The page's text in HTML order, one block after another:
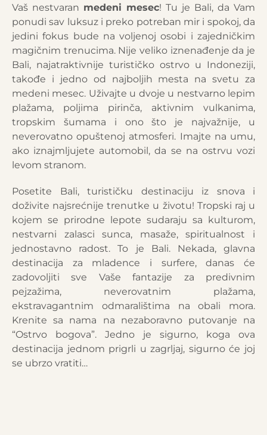
Vaš nestvaran medeni mesec! Tu je Bali, da Vam
ponudi sav luksuz i preko potreban mir i spokoj, da
jedini fokus bude na voljenoj osobi i zajedničkim
magičnim trenucima. Nije veliko iznenađenje da je
Bali, najatraktivnije turističko ostrvo u Indoneziji,
takođe i jedno od najboljih mesta na svetu za
medeni mesec. Uživajte u dvoje u nestvarno lepim
plažama, poljima pirinča, aktivnim vulkanima,
tropskim šumama i ono što je najvažnije, u
neverovatno opuštenoj atmosferi. Imajte na umu,
ako iznajmljujete automobil, da se na ostrvu vozi
levom stranom.
Posetite Bali, turističku destinaciju iz snova i
doživite najsrećnije trenutke u životu! Tropski raj u
kojem se prirodne lepote sudaraju sa kulturom,
nestvarni zalasci sunca, masaže, spiritualnost i
jednostavno radost. To je Bali. Nekada, glavna
destinacija za mladence i surfere, danas će
zadovoljiti sve Vaše fantazije za predivnim
pejzažima, neverovatnim plažama,
ekstravagantnim odmaralištima na obali mora.
Krenite sa nama na nezaboravno putovanje na
“Ostrvo bogova”. Jedno je sigurno, koga ova
destinacija jednom prigrli u zagrljaj, sigurno će joj
se ubrzo vratiti…